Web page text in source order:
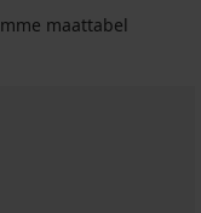
maattabel